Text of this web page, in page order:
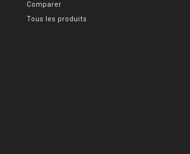
Comparer
Tous les produits